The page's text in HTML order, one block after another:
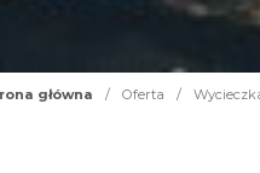
główna / Oferta /